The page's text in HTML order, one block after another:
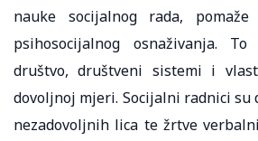
nauke socijalnog rada,
psihosocijalnog osnaživanja.
društvo, društveni sistemi i
dovoljnoj mjeri. Socijalni radnici su
nezadovoljnih lica te žrtve